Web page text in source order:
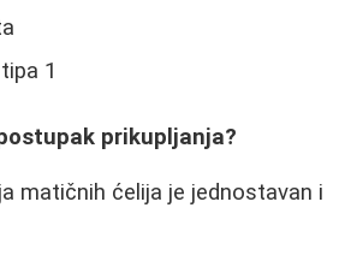
1
prikupljanja?
matičnih ćelija je jednostavan i